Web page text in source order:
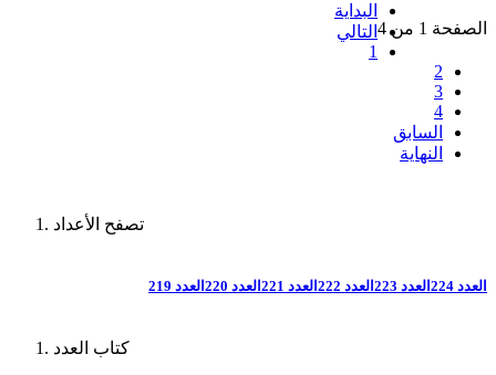
الصفحة 1 من 4
البداية
التالي
1
2
3
4
السابق
النهاية
تصفح الأعداد
العدد 224 العدد 223 العدد 222 العدد 221 العدد 220 العدد 219
كتاب العدد